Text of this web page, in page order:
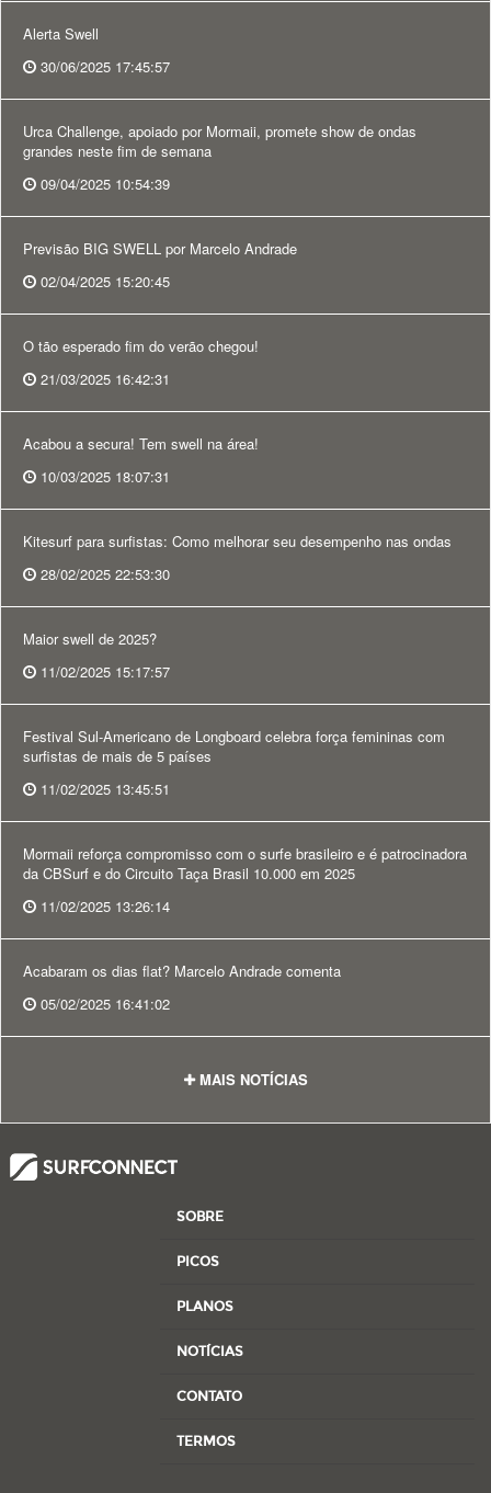
Alerta Swell
30/06/2025 17:45:57
Urca Challenge, apoiado por Mormaii, promete show de ondas
grandes neste fim de semana
09/04/2025 10:54:39
Previsão BIG SWELL por Marcelo Andrade
02/04/2025 15:20:45
O tão esperado fim do verão chegou!
21/03/2025 16:42:31
Acabou a secura! Tem swell na área!
10/03/2025 18:07:31
Kitesurf para surfistas: Como melhorar seu desempenho nas ondas
28/02/2025 22:53:30
Maior swell de 2025?
11/02/2025 15:17:57
Festival Sul-Americano de Longboard celebra força femininas com
surfistas de mais de 5 países
11/02/2025 13:45:51
Mormaii reforça compromisso com o surfe brasileiro e é patrocinadora
da CBSurf e do Circuito Taça Brasil 10.000 em 2025
11/02/2025 13:26:14
Acabaram os dias flat? Marcelo Andrade comenta
05/02/2025 16:41:02
MAIS NOTÍCIAS
SOBRE
PICOS
PLANOS
NOTÍCIAS
CONTATO
TERMOS